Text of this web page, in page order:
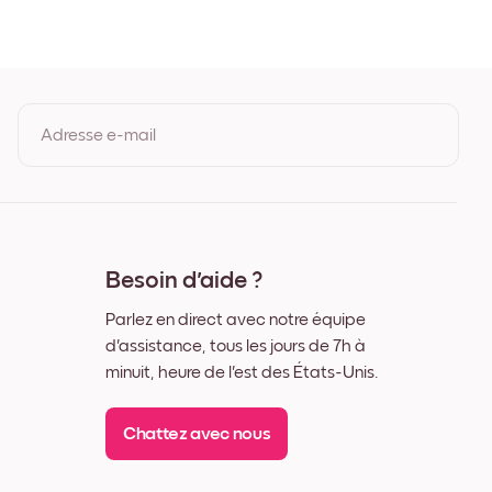
Adresse e-mail
Besoin d'aide ?
Parlez en direct avec notre équipe
d'assistance, tous les jours de 7h à
minuit, heure de l'est des États-Unis.
Chattez avec nous